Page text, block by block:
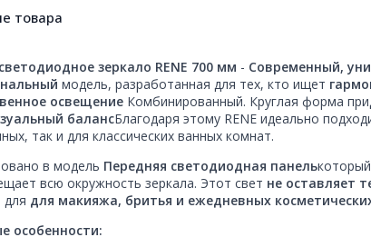
товара
зеркало RENE 700 мм - Современный,
модель, разработанная для тех, кто ищет
освещение Комбинированный. Круглая форма
балансБлагодаря этому RENE идеально
так и для классических ванных комнат.
в модель Передняя светодиодная панель
всю окружность зеркала. Этот свет не оставляет
для для макияжа, бритья и ежедневных
особенности: